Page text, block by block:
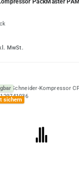
PackMaster
MwSt.
sichern